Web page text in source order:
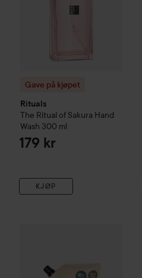
Gave på kjøpet
Rituals
The Ritual of Sakura Hand
Wash 300 ml
179 kr
KJØP